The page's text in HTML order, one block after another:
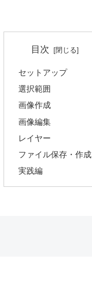
目次
セットアップ
選択範囲
画像作成
画像編集
レイヤー
ファイル保存・作成
実践編